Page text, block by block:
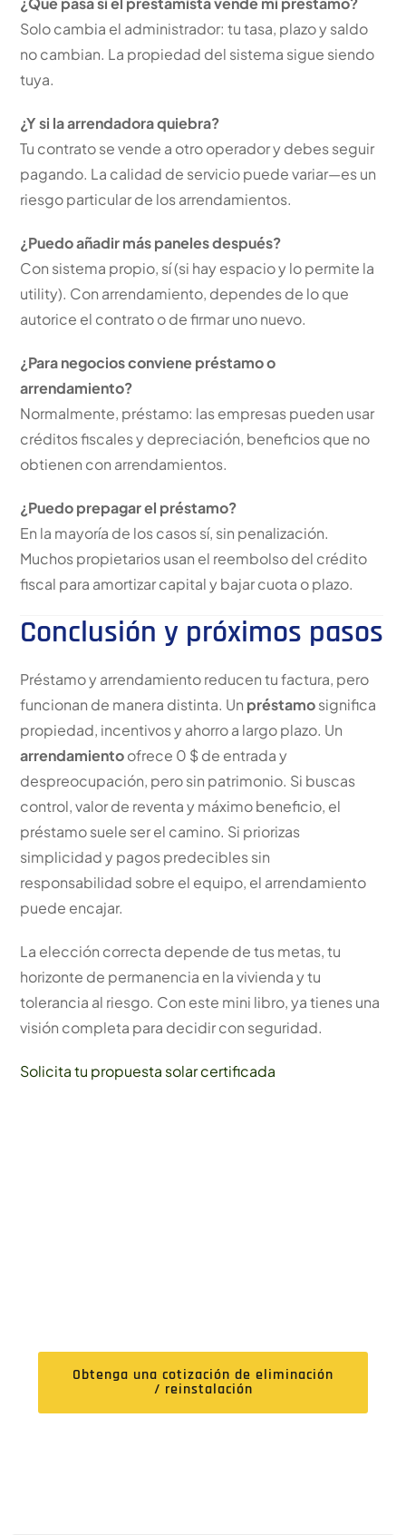
Solo cambia el administrador: tu tasa, plazo y saldo
no cambian. La propiedad del sistema sigue siendo
tuya.
¿Y si la arrendadora quiebra?
Tu contrato se vende a otro operador y debes seguir
pagando. La calidad de servicio puede variar—es un
riesgo particular de los arrendamientos.
¿Puedo añadir más paneles después?
Con sistema propio, sí (si hay espacio y lo permite la
utility). Con arrendamiento, dependes de lo que
autorice el contrato o de firmar uno nuevo.
¿Para negocios conviene préstamo o
arrendamiento?
Normalmente, préstamo: las empresas pueden usar
créditos fiscales y depreciación, beneficios que no
obtienen con arrendamientos.
¿Puedo prepagar el préstamo?
En la mayoría de los casos sí, sin penalización.
Muchos propietarios usan el reembolso del crédito
fiscal para amortizar capital y bajar cuota o plazo.
Conclusión y próximos pasos
Préstamo y arrendamiento reducen tu factura, pero
funcionan de manera distinta. Un préstamosignifica
propiedad, incentivos y ahorro a largo plazo. Un
arrendamientoofrece 0 $ de entrada y
despreocupación, pero sin patrimonio. Si buscas
control, valor de reventa y máximo beneficio, el
préstamo suele ser el camino. Si priorizas
simplicidad y pagos predecibles sin
responsabilidad sobre el equipo, el arrendamiento
puede encajar.
La elección correcta depende de tus metas, tu
horizonte de permanencia en la vivienda y tu
tolerancia al riesgo. Con este mini libro, ya tienes una
visión completa para decidir con seguridad.
Solicita tu propuesta solar certificada
Obtenga una cotización de eliminación
/ reinstalación